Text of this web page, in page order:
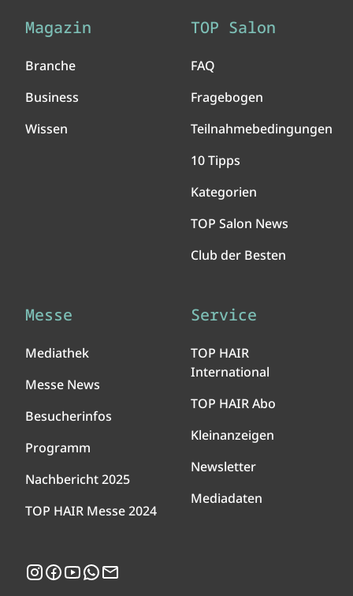
Magazin
Branche
Business
Wissen
TOP Salon
FAQ
Fragebogen
Teilnahmebedingungen
10 Tipps
Kategorien
TOP Salon News
Club der Besten
Messe
Mediathek
Messe News
Besucherinfos
Programm
Nachbericht 2025
TOP HAIR Messe 2024
Service
TOP HAIR
International
TOP HAIR Abo
Kleinanzeigen
Newsletter
Mediadaten
Instagram
Facebook
YouTubeWhatsApp